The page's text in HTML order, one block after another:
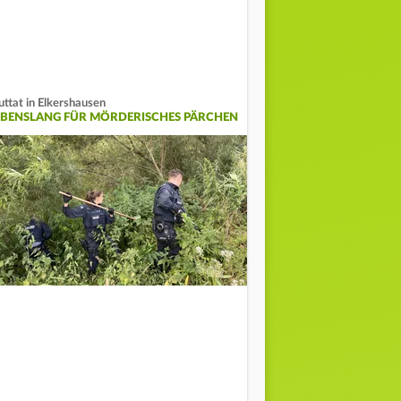
in Elkershausen
FÜR MÖRDERISCHES PÄRCHEN